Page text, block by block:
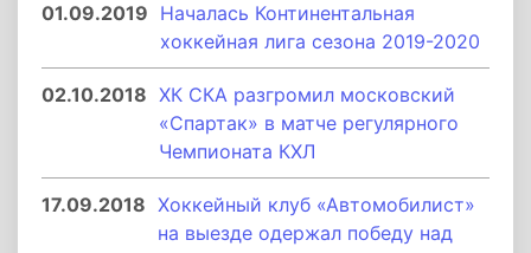
01.09.2019 Началась Континентальная
хоккейная лига сезона 2019-2020
02.10.2018 ХК СКА разгромил московский
«Спартак» в матче регулярного
Чемпионата КХЛ
17.09.2018 Хоккейный клуб «Автомобилист»
на выезде одержал победу над